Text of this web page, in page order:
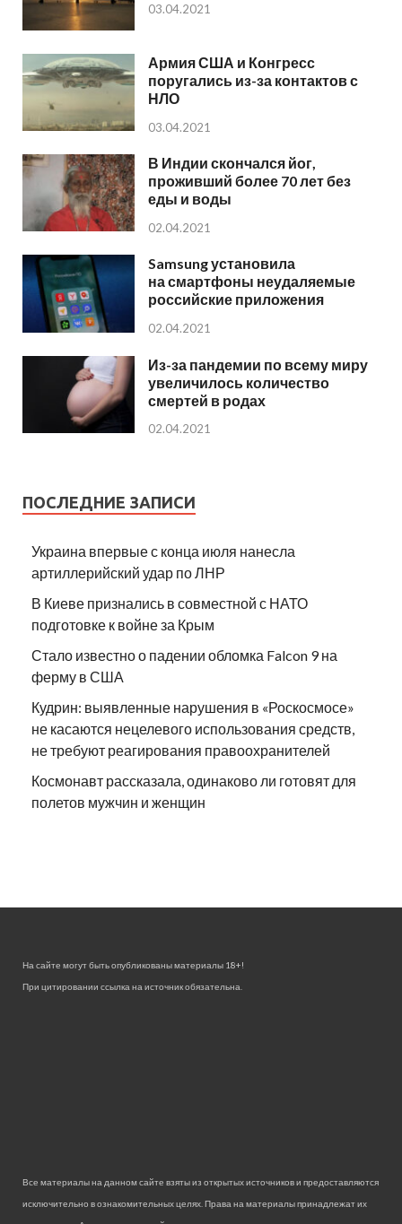
03.04.2021
Армия США и Конгресс
поругались из-за контактов с
НЛО
03.04.2021
В Индии скончался йог,
проживший более 70 лет без
еды и воды
02.04.2021
Samsung установила
на смартфоны неудаляемые
российские приложения
02.04.2021
Из-за пандемии по всему миру
увеличилось количество
смертей в родах
02.04.2021
ПОСЛЕДНИЕ ЗАПИСИ
Украина впервые с конца июля нанесла
артиллерийский удар по ЛНР
В Киеве признались в совместной с НАТО
подготовке к войне за Крым
Стало известно о падении обломка Falcon 9 на
ферму в США
Кудрин: выявленные нарушения в «Роскосмосе»
не касаются нецелевого использования средств,
не требуют реагирования правоохранителей
Космонавт рассказала, одинаково ли готовят для
полетов мужчин и женщин
На сайте могут быть опубликованы материалы 18+!
При цитировании ссылка на источник обязательна.
Все материалы на данном сайте взяты из открытых источников и предоставляются
исключительно в ознакомительных целях. Права на материалы принадлежат их